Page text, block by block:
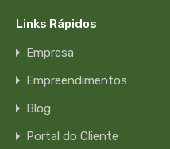
Links Rápidos
Empresa
Empreendimentos
Blog
Portal do Cliente